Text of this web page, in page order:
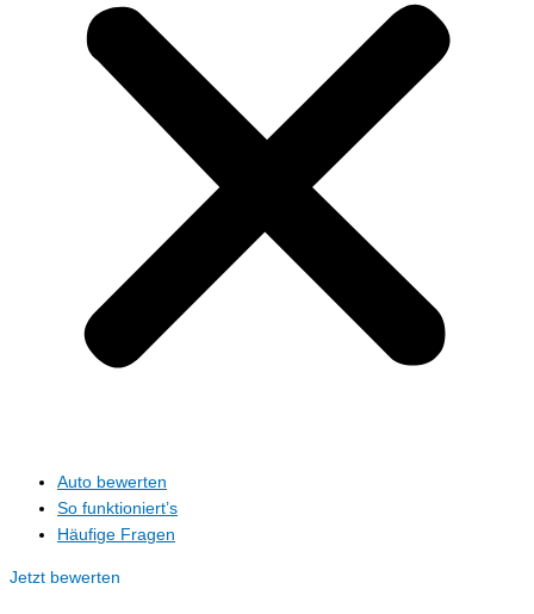
Auto bewerten
So funktioniert’s
Häufige Fragen
Jetzt bewerten